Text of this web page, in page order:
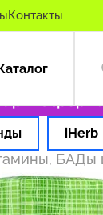
Контакты
iHerb
БАДы